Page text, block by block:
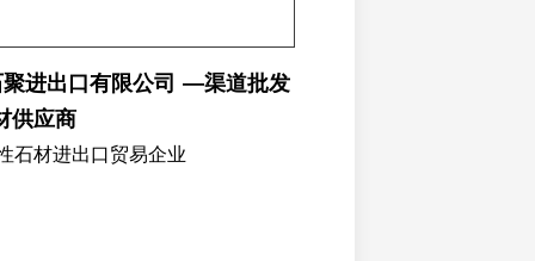
进出口有限公司 —渠道批发
供应商
石材进出口贸易企业